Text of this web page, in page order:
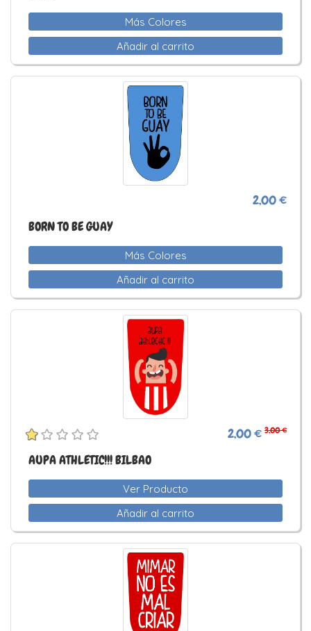
Más Colores
Añadir al carrito
2,00 €
BORN TO BE GUAY
Más Colores
Añadir al carrito
2,00 € 3,00 €
AUPA ATHLETIC!!! BILBAO
Ver Producto
Añadir al carrito